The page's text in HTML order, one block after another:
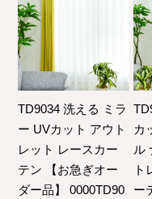
TD9034 洗える ミラ
ー UVカット アウト
レット レースカー
テン 【お急ぎオー
ダー品】 0000TD90
カ
ル
ト
ー